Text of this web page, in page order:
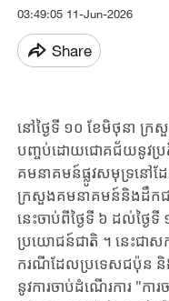
03:49:05 11-Jun-2026
Share
នៅថ្ងៃទី ១០ ខែមិថុនា ក្
បញ្ចប់ដោយជោគជ័យនូវ​ប្រតិ
គមនាគមន៍​ផ្លូវសមុទ្រនៅដ
ក្រសួងគមនាគមន៍​និង​ដឹកជ
នេះចាប់ពីថ្ងៃទី ៦ ដល់​ថ្ងៃ
ប្រយោជន៍ជាតិ ។ នេះជាស
ករណីដែល​ប្រទេសជប៉ុន
នូវ​ការចាប់ដំណើរ​ការ​ "កា